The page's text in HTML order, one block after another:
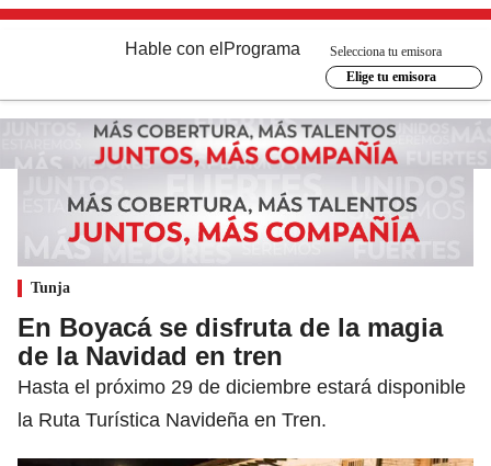
Hable con el Programa
Selecciona tu emisora
Elige tu emisora
Tunja
En Boyacá se disfruta de la magia
de la Navidad en tren
Hasta el próximo 29 de diciembre estará disponible
la Ruta Turística Navideña en Tren.